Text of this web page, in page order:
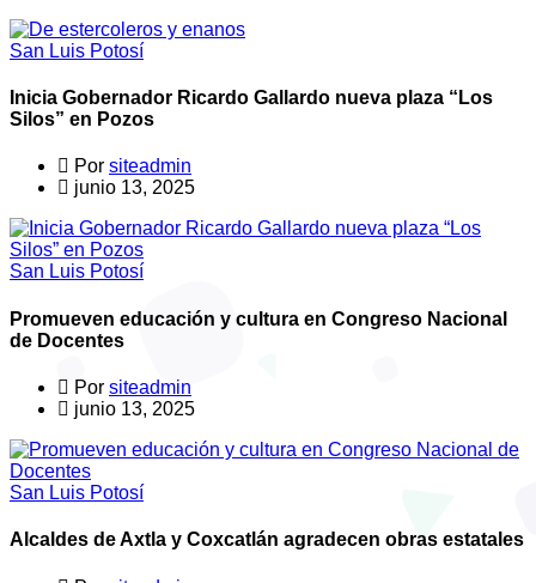
San Luis Potosí
Inicia Gobernador Ricardo Gallardo nueva plaza “Los
Silos” en Pozos
Por siteadmin
junio 13, 2025
San Luis Potosí
Promueven educación y cultura en Congreso Nacional
de Docentes
Por siteadmin
junio 13, 2025
San Luis Potosí
Alcaldes de Axtla y Coxcatlán agradecen obras estatales